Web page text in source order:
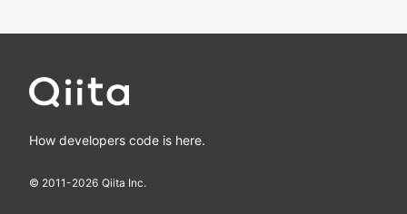
How developers code is here.
© 2011-2026 Qiita Inc.